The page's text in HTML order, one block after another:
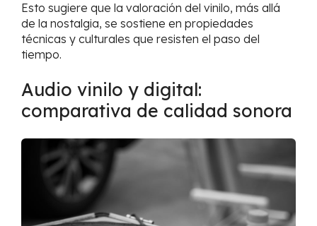
Esto sugiere que la valoración del vinilo, más allá
de la nostalgia, se sostiene en propiedades
técnicas y culturales que resisten el paso del
tiempo.
Audio vinilo y digital:
comparativa de calidad sonora